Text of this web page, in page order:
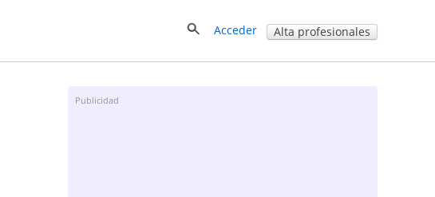
Acceder Alta profesionales
Publicidad